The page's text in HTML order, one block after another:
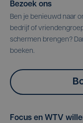
Bezoek ons
Ben je benieuwd naar
bedrijf of
schermen brengen?
boeken.
Focus en WTV